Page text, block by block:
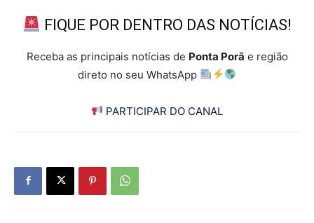
FIQUE POR DENTRO DAS NOTÍCIAS!
Receba as principais notícias de Ponta Porã e região
direto no seu WhatsApp
PARTICIPAR DO CANAL